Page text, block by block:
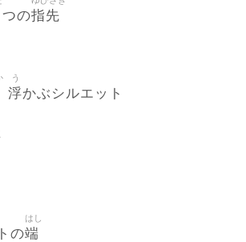
つの指先
浮
う
かぶシルエット
の端
はし